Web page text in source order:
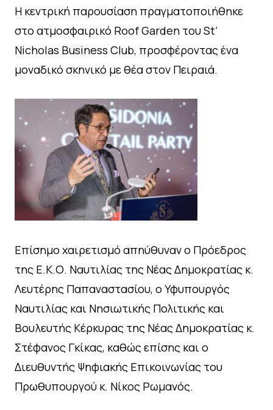
Η κεντρική παρουσίαση πραγματοποιήθηκε
στο ατμοσφαιρικό Roof Garden του St’
Nicholas Business Club, προσφέροντας ένα
μοναδικό σκηνικό με θέα στον Πειραιά.
Επίσημο χαιρετισμό απηύθυναν ο Πρόεδρος
της Ε.Κ.Ο. Ναυτιλίας της Νέας Δημοκρατίας κ.
Λευτέρης Παπαναστασίου, ο Υφυπουργός
Ναυτιλίας και Νησιωτικής Πολιτικής και
Βουλευτής Κέρκυρας της Νέας Δημοκρατίας κ.
Στέφανος Γκίκας, καθώς επίσης και ο
Διευθυντής Ψηφιακής Επικοινωνίας του
Πρωθυπουργού κ. Νίκος Ρωμανός.